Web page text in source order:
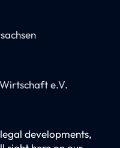
e.V.
developments,